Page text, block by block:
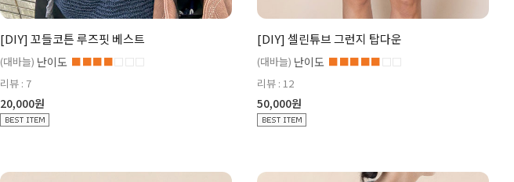
[DIY] 꼬들코튼 루즈핏 베스트
(대바늘) 난이도 ■■■■□□□
리뷰 : 7
20,000원
[DIY] 셀린튜브 그런지 탑다운
(대바늘) 난이도 ■■■■■□□
리뷰 : 12
50,000원